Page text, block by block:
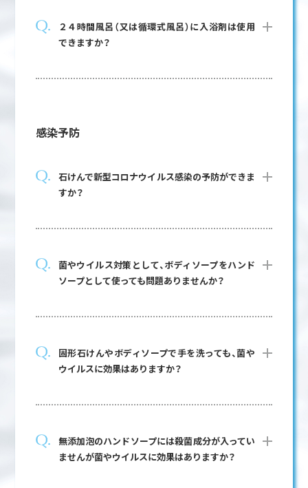
２４時間風呂（又は循環式風呂）に入浴剤は使用
できますか？
感染予防
石けんで新型コロナウイルス感染の予防ができま
すか？
菌やウイルス対策として、ボディソープをハンド
ソープとして使っても問題ありませんか？
固形石けんやボディソープで手を洗っても、菌や
ウイルスに効果はありますか？
無添加泡のハンドソープには殺菌成分が入ってい
ませんが菌やウイルスに効果はありますか？